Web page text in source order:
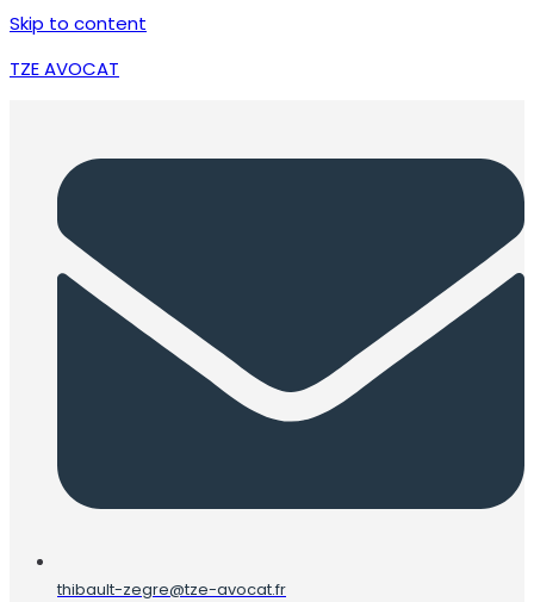
Skip to content
TZE AVOCAT
thibault-zegre@tze-avocat.fr